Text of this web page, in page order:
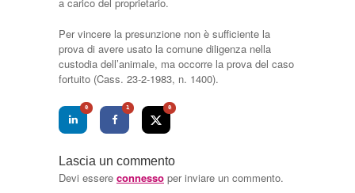
Per vincere la presunzione non è sufficiente la
prova di avere usato la comune diligenza nella
custodia dell’animale, ma occorre la prova del caso
fortuito (Cass. 23-2-1983, n. 1400).
0 1 0
Lascia un commento
Devi essere connesso per inviare un commento.